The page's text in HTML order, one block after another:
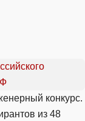
конкурс.
из 48